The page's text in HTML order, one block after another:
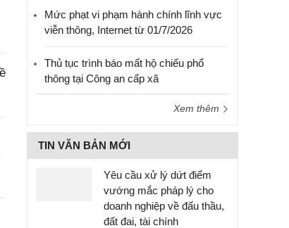
Mức phạt vi phạm hành chính lĩnh vực
viễn thông, Internet từ 01/7/2026
Thủ tục trình báo mất hộ chiếu phổ
thông tại Công an cấp xã
Xem thêm
TIN VĂN BẢN MỚI
Yêu cầu xử lý dứt điểm
vướng mắc pháp lý cho
doanh nghiệp về đấu thầu,
đất đai, tài chính